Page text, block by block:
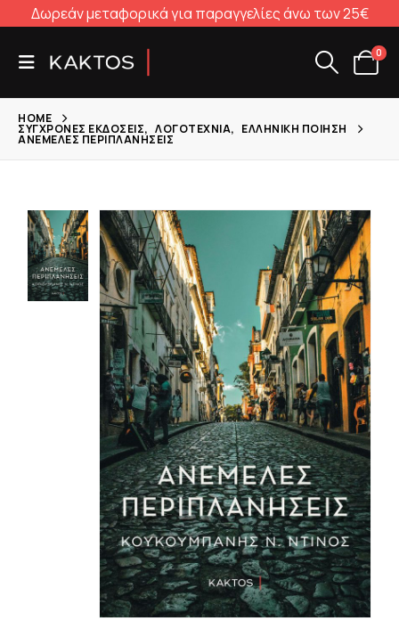
Δωρεάν μεταφορικά για παραγγελίες άνω των 25€
0
HOME
ΣΎΓΧΡΟΝΕΣ ΕΚΔΌΣΕΙΣ, ΛΟΓΟΤΕΧΝΊΑ, ΕΛΛΗΝΙΚΉ ΠΟΊΗΣΗ
ΑΝΈΜΕΛΕΣ ΠΕΡΙΠΛΑΝΉΣΕΙΣ